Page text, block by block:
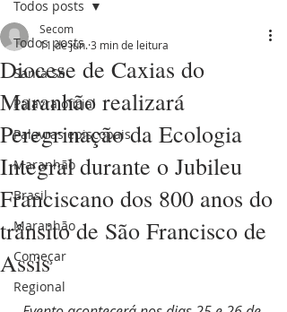
Todos posts
Santa Sé
Palavra oficial
Palavras episcopais
Maranhão
Brasil
Maranhão
Começar
Regional
Todos posts
Diocese de Caxias do
Maranhão realizará
Peregrinação da Ecologia
Integral durante o Jubileu
Franciscano dos 800 anos do
trânsito de São Francisco de
Assis
Secom
11 de jun.3 min de leitura